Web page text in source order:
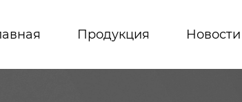
Продукция Новости